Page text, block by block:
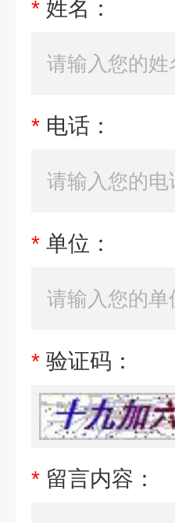
* 姓名：
* 电话：
* 单位：
* 验证码：
* 留言内容：